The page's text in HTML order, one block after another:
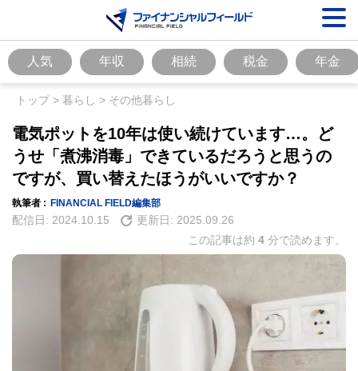
人気 年収 相続 税金 年金
トップ> 暮らし > その他暮らし
電気ポットを10年は使い続けています…。ど
うせ「煮沸消毒」できているだろうと思うの
ですが、買い替えたほうがいいですか？
執筆者 : FINANCIAL FIELD編集部
配信日: 2024.10.15 更新日: 2025.09.26
この記事は約 4 分で読めます。